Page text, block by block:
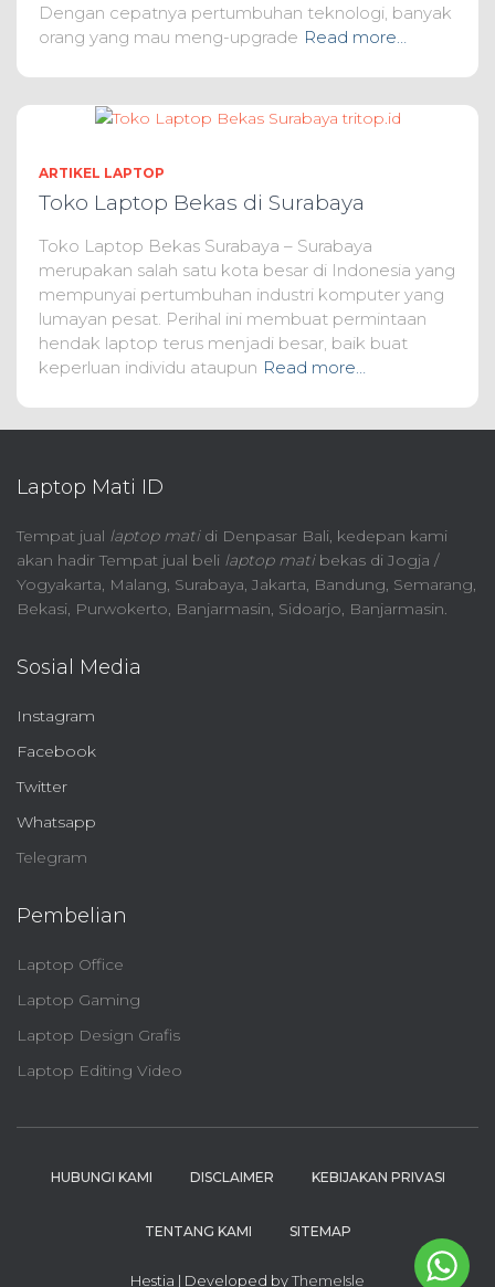
Dengan cepatnya pertumbuhan teknologi, banyak
orang yang mau meng-upgrade Read more…
ARTIKEL LAPTOP
Toko Laptop Bekas di Surabaya
Toko Laptop Bekas Surabaya – Surabaya
merupakan salah satu kota besar di Indonesia yang
mempunyai pertumbuhan industri komputer yang
lumayan pesat. Perihal ini membuat permintaan
hendak laptop terus menjadi besar, baik buat
keperluan individu ataupun Read more…
Laptop Mati ID
Tempat jual laptop matidi Denpasar Bali, kedepan kami
akan hadir Tempat jual beli laptop matibekas di Jogja /
Yogyakarta, Malang, Surabaya, Jakarta, Bandung, Semarang,
Bekasi, Purwokerto, Banjarmasin, Sidoarjo, Banjarmasin.
Sosial Media
Instagram
Facebook
Twitter
Whatsapp
Telegram
Pembelian
Laptop Office
Laptop Gaming
Laptop Design Grafis
Laptop Editing Video
HUBUNGI KAMI DISCLAIMER KEBIJAKAN PRIVASI
TENTANG KAMI SITEMAP
Hestia | Developed byThemeIsle